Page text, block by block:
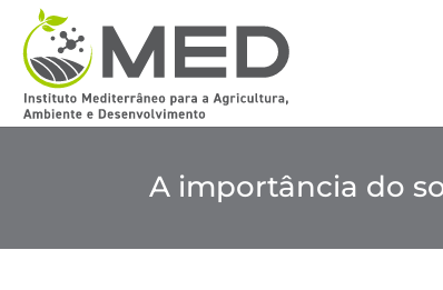
A importância do